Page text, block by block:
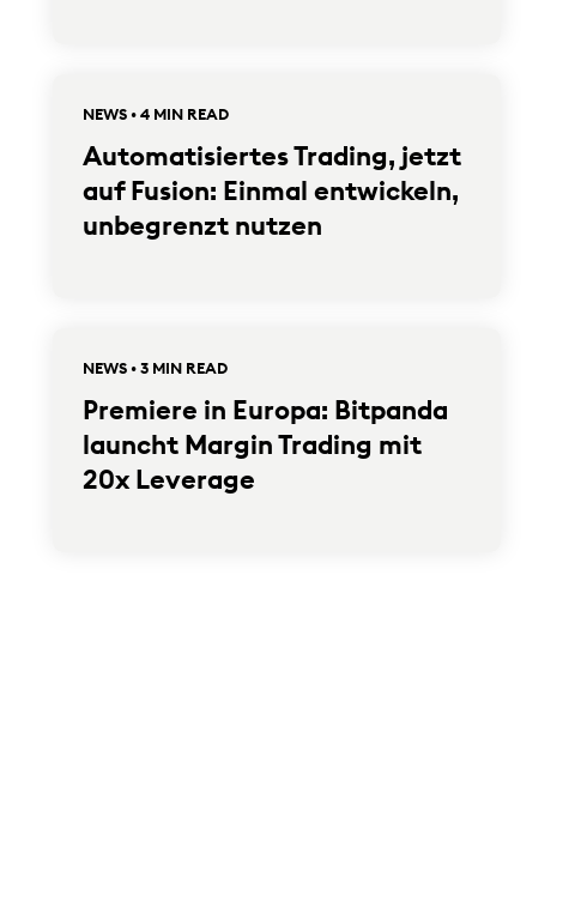
NEWS • 4 MIN READ
Automatisiertes Trading, jetzt
auf Fusion: Einmal entwickeln,
unbegrenzt nutzen
NEWS • 3 MIN READ
Premiere in Europa: Bitpanda
launcht Margin Trading mit
20x Leverage